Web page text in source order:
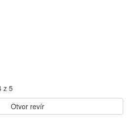
Otvor revír